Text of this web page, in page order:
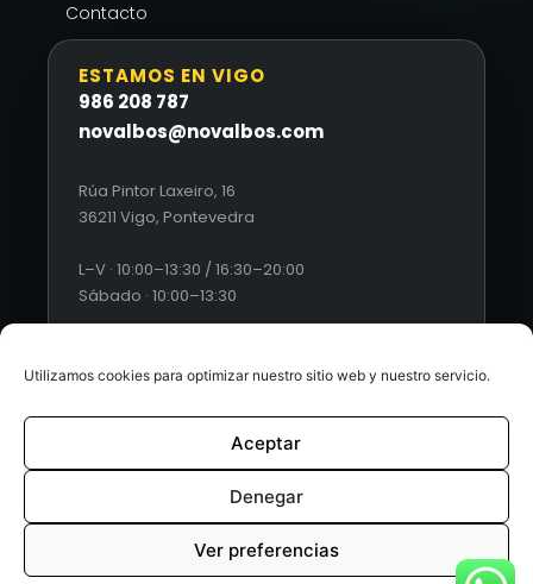
Utilizamos cookies para optimizar nuestro sitio web y nuestro servicio.
Aceptar
Denegar
Ver preferencias
Contacto
ESTAMOS EN VIGO
986 208 787
novalbos@novalbos.com
Rúa Pintor Laxeiro, 16
36211 Vigo, Pontevedra
L–V · 10:00–13:30 / 16:30–20:00
Sábado · 10:00–13:30
© 2026 Novalbos. Todos los derechos reservados. |
web by Esquío
Aviso Legal|Política de Privacidad|Condiciones generales
Políticas de cookies